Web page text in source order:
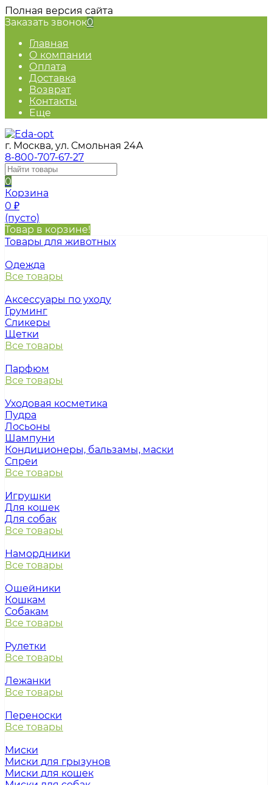
Полная версия сайта
Заказать звонок0
Главная
О компании
Оплата
Доставка
Возврат
Контакты
Еще
г. Москва, ул. Смольная 24А
8-800-707-67-27
0
Корзина
0 ₽
(пусто)
Товар в корзине!
Товары для животных
Одежда
Все товары
Аксессуары по уходу
Груминг
Сликеры
Щетки
Все товары
Парфюм
Все товары
Уходовая косметика
Пудра
Лосьоны
Шампуни
Кондиционеры, бальзамы, маски
Спреи
Все товары
Игрушки
Для кошек
Для собак
Все товары
Намордники
Все товары
Ошейники
Кошкам
Собакам
Все товары
Рулетки
Все товары
Лежанки
Все товары
Переноски
Все товары
Миски
Миски для грызунов
Миски для кошек